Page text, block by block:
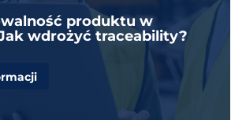
produktu w
wdrożyć traceability?